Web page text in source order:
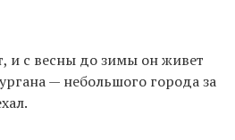
и с весны до зимы он живет
— небольшого города за